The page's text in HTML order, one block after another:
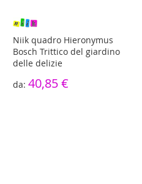
Niik quadro Hieronymus
Bosch Trittico del giardino
delle delizie
40,85 €